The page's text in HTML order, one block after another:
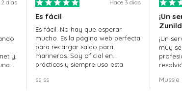
2 dias
y,
Hace 3 dias
Es fácil
Es fácil. No hay que esperar
mucho. Es la página web perfecta
para recargar saldo para
marineros. Soy oficial en
prácticas y siempre uso esta
ss ss
¡Un
¡Un
muy